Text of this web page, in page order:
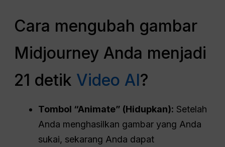
Cara mengubah gambar
Midjourney Anda menjadi
21 detik Video AI?
Tombol “Animate” (Hidupkan): Setelah
Anda menghasilkan gambar yang Anda
sukai, sekarang Anda dapat